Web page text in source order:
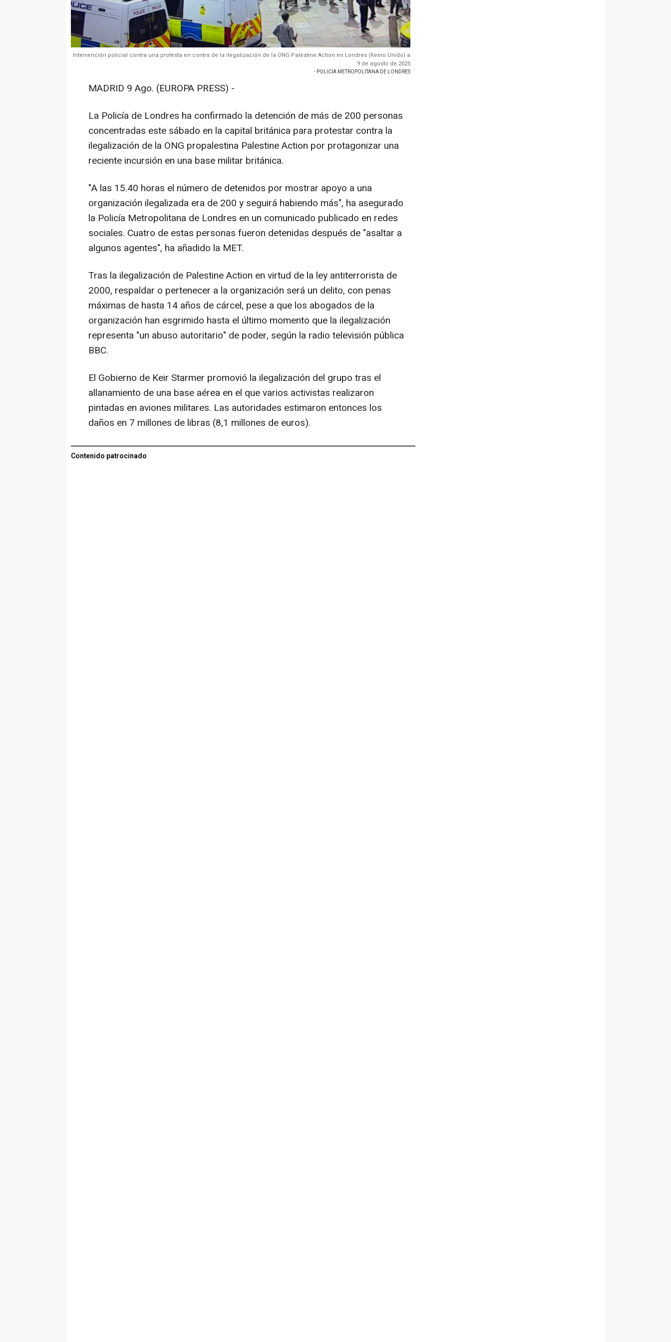
Intervención policial contra una protesta en contra de la ilegalización de la ONG Palestine Action en Londres (Reino Unido) a
9 de agosto de 2025
- POLICÍA METROPOLITANA DE LONDRES
MADRID 9 Ago. (EUROPA PRESS) -
La Policía de Londres ha confirmado la detención de más de 200 personas
concentradas este sábado en la capital británica para protestar contra la
ilegalización de la ONG propalestina Palestine Action por protagonizar una
reciente incursión en una base militar británica.
"A las 15.40 horas el número de detenidos por mostrar apoyo a una
organización ilegalizada era de 200 y seguirá habiendo más", ha asegurado
la Policía Metropolitana de Londres en un comunicado publicado en redes
sociales. Cuatro de estas personas fueron detenidas después de "asaltar a
algunos agentes", ha añadido la MET.
Tras la ilegalización de Palestine Action en virtud de la ley antiterrorista de
2000, respaldar o pertenecer a la organización será un delito, con penas
máximas de hasta 14 años de cárcel, pese a que los abogados de la
organización han esgrimido hasta el último momento que la ilegalización
representa "un abuso autoritario" de poder, según la radio televisión pública
BBC.
El Gobierno de Keir Starmer promovió la ilegalización del grupo tras el
allanamiento de una base aérea en el que varios activistas realizaron
pintadas en aviones militares. Las autoridades estimaron entonces los
daños en 7 millones de libras (8,1 millones de euros).
Contenido patrocinado